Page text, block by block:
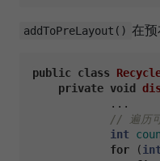
addToPreLayout() 在预
public class
private void
            ...
// 遍历
int
for (